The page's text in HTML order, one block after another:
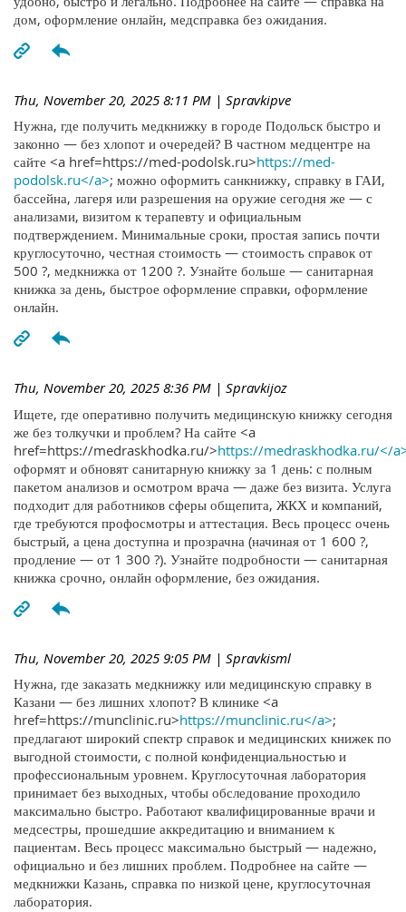
дом, оформление онлайн, медсправка без ожидания.
Thu, November 20, 2025 8:11 PM | Spravkipve
Нужна, где получить медкнижку в городе Подольск быстро и
законно — без хлопот и очередей? В частном медцентре на
сайте <a href=https://med-podolsk.ru>https://med-
podolsk.ru</a>; можно оформить санкнижку, справку в ГАИ,
бассейна, лагеря или разрешения на оружие сегодня же — с
анализами, визитом к терапевту и официальным
подтверждением. Минимальные сроки, простая запись почти
круглосуточно, честная стоимость — стоимость справок от
500 ?, медкнижка от 1200 ?. Узнайте больше — санитарная
книжка за день, быстрое оформление справки, оформление
онлайн.
Thu, November 20, 2025 8:36 PM | Spravkijoz
Ищете, где оперативно получить медицинскую книжку сегодня
же без толкучки и проблем? На сайте <a
href=https://medraskhodka.ru/>https://medraskhodka.ru/</
оформят и обновят санитарную книжку за 1 день: с полным
пакетом анализов и осмотром врача — даже без визита. Услуга
подходит для работников сферы общепита, ЖКХ и компаний,
где требуются профосмотры и аттестация. Весь процесс очень
быстрый, а цена доступна и прозрачна (начиная от 1 600 ?,
продление — от 1 300 ?). Узнайте подробности — санитарная
книжка срочно, онлайн оформление, без ожидания.
Thu, November 20, 2025 9:05 PM | Spravkisml
Нужна, где заказать медкнижку или медицинскую справку в
Казани — без лишних хлопот? В клинике <a
href=https://munclinic.ru>https://munclinic.ru</a>;
предлагают широкий спектр справок и медицинских книжек по
выгодной стоимости, с полной конфиденциальностью и
профессиональным уровнем. Круглосуточная лаборатория
принимает без выходных, чтобы обследование проходило
максимально быстро. Работают квалифицированные врачи и
медсестры, прошедшие аккредитацию и вниманием к
пациентам. Весь процесс максимально быстрый — надежно,
официально и без лишних проблем. Подробнее на сайте —
медкнижки Казань, справка по низкой цене, круглосуточная
лаборатория.